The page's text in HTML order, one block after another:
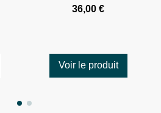
36,00 €
Voir le produit